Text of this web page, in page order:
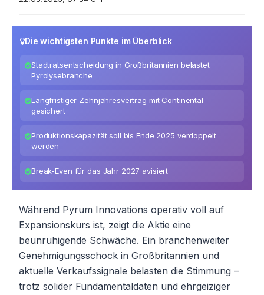
Die wichtigsten Punkte im Überblick
Stadtratsentscheidung in Großbritannien belastet
Pyrolysebranche
Langfristiger Zehnjahresvertrag mit Continental
gesichert
Produktionskapazität soll bis Ende 2025 verdoppelt
werden
Break-Even für das Jahr 2027 avisiert
Während Pyrum Innovations operativ voll auf
Expansionskurs ist, zeigt die Aktie eine
beunruhigende Schwäche. Ein branchenweiter
Genehmigungsschock in Großbritannien und
aktuelle Verkaufssignale belasten die Stimmung –
trotz solider Fundamentaldaten und ehrgeiziger